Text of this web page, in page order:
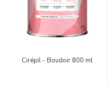
Cirépil - Boudoir 800 ml